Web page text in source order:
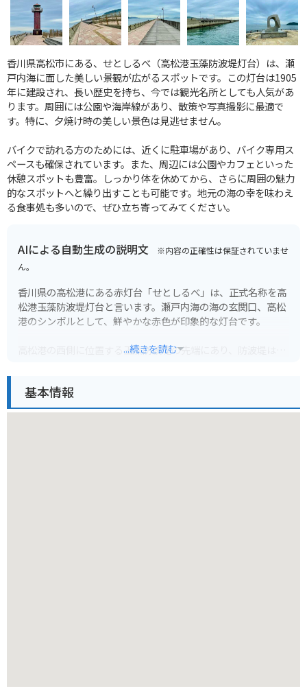
香川県高松市にある、せとしるべ（高松港玉藻防波堤灯台）は、瀬
戸内海に面した美しい景観が広がるスポットです。この灯台は1905
年に建設され、長い歴史を持ち、今では観光名所としても人気があ
ります。周囲には公園や海岸線があり、散策や写真撮影に最適で
す。特に、夕焼け時の美しい景色は見逃せません。
バイクで訪れる方のためには、近くに駐車場があり、バイク専用ス
ペースも確保されています。また、周辺には公園やカフェといった
休憩スポットも豊富。しっかり体を休めてから、さらに周囲の魅力
的なスポットへと繰り出すことも可能です。地元の海の幸を味わえ
る食事処も多いので、ぜひ立ち寄ってみてください。
AIによる自動生成の説明文 ※内容の正確性は保証されていませ
ん。
香川県の高松港にある赤灯台「せとしるべ」は、正式名称を高
松港玉藻防波堤灯台と言います。瀬戸内海の海の玄関口、高松
港のシンボルとして、鮮やかな赤色が印象的な灯台です。
高松港の西側に位置する玉藻防波堤の先端にあり、防波堤は遊
景色や行き交う船を眺めながらの散策は心地よく、特に夕暮れ
時は美しい夕焼けとライトアップされた灯台のコントラストが
...続きを読む
基本情報